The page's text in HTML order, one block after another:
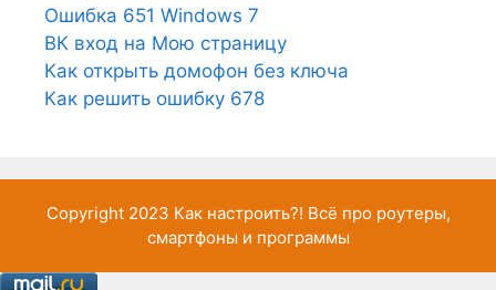
Ошибка 651 Windows 7
ВК вход на Мою страницу
Как открыть домофон без ключа
Как решить ошибку 678
Copyright 2023 Как настроить?! Всё про роутеры,
смартфоны и программы